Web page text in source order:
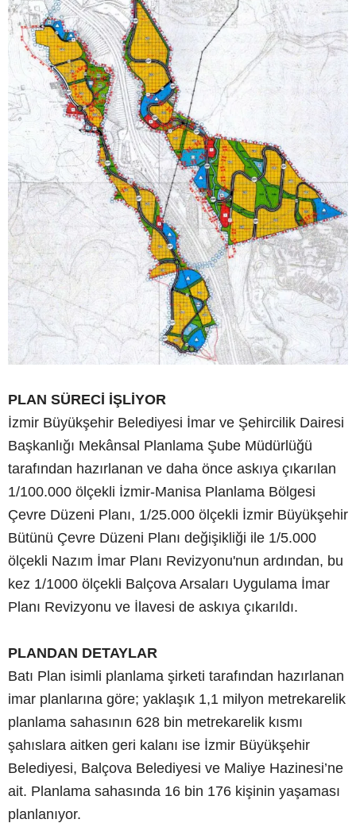
PLAN SÜRECİ İŞLİYOR
İzmir Büyükşehir Belediyesi İmar ve Şehircilik Dairesi
Başkanlığı Mekânsal Planlama Şube Müdürlüğü
tarafından hazırlanan ve daha önce askıya çıkarılan
1/100.000 ölçekli İzmir-Manisa Planlama Bölgesi
Çevre Düzeni Planı, 1/25.000 ölçekli İzmir Büyükşehir
Bütünü Çevre Düzeni Planı değişikliği ile 1/5.000
ölçekli Nazım İmar Planı Revizyonu'nun ardından, bu
kez 1/1000 ölçekli Balçova Arsaları Uygulama İmar
Planı Revizyonu ve İlavesi de askıya çıkarıldı.
PLANDAN DETAYLAR
Batı Plan isimli planlama şirketi tarafından hazırlanan
imar planlarına göre; yaklaşık 1,1 milyon metrekarelik
planlama sahasının 628 bin metrekarelik kısmı
şahıslara aitken geri kalanı ise İzmir Büyükşehir
Belediyesi, Balçova Belediyesi ve Maliye Hazinesi’ne
ait. Planlama sahasında 16 bin 176 kişinin yaşaması
planlanıyor.